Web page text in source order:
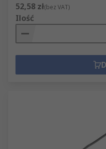
52,58 zł(bez VAT)
Ilość